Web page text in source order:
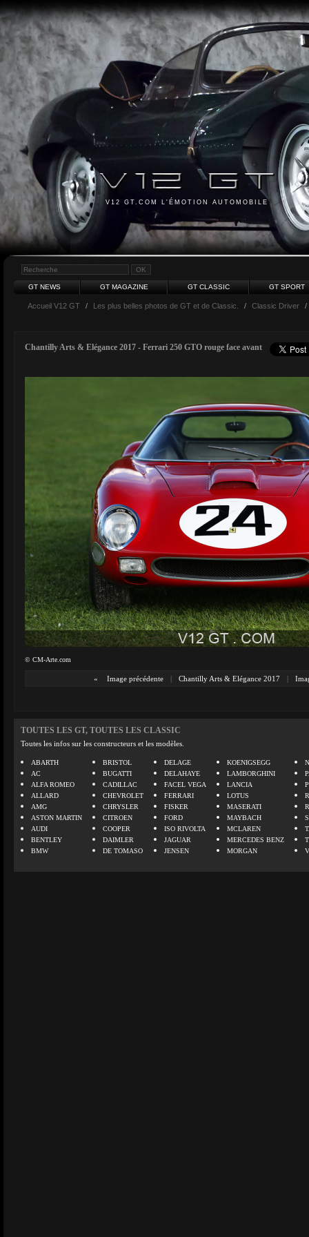
V12 GT.COM L'ÉMOTION AUTOMOBILE
GT NEWS GT MAGAZINE GT CLASSIC GT SPORT
Accueil V12 GT / Les plus belles photos de GT et de Classic. / Classic Driver /
Chantilly Arts & Elégance 2017 - Ferrari 250 GTO rouge face avant
© CM-Arte.com
« Image précédente | Chantilly Arts & Elégance 2017 |
TOUTES LES GT, TOUTES LES CLASSIC
Toutes les infos sur les constructeurs et les modèles.
ABARTH
AC
ALFA ROMEO
ALLARD
AMG
ASTON MARTIN
AUDI
BENTLEY
BMW
BRISTOL
BUGATTI
CADILLAC
CHEVROLET
CHRYSLER
CITROEN
COOPER
DAIMLER
DE TOMASO
DELAGE
DELAHAYE
FACEL VEGA
FERRARI
FISKER
FORD
ISO RIVOLTA
JAGUAR
JENSEN
KOENIGSEGG
LAMBORGHINI
LANCIA
LOTUS
MASERATI
MAYBACH
MCLAREN
MERCEDES BENZ
MORGAN